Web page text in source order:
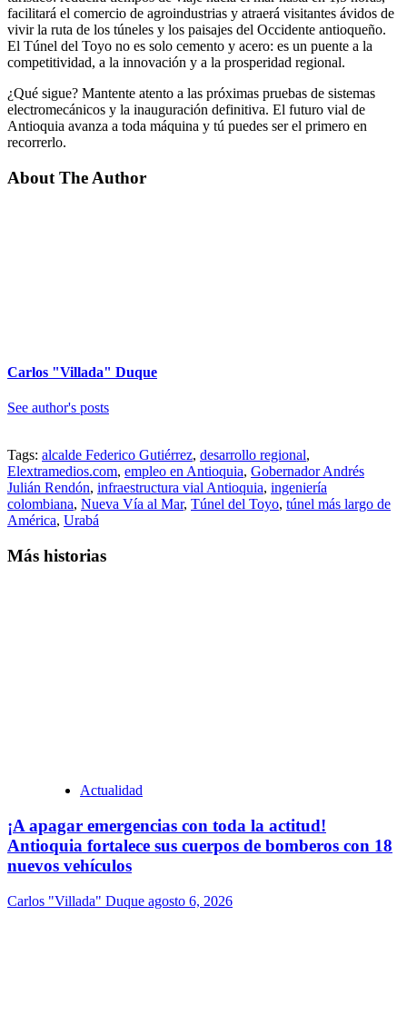
facilitará el comercio de agroindustrias y atraerá visitantes ávidos de
vivir la ruta de los túneles y los paisajes del Occidente antioqueño.
El Túnel del Toyo no es solo cemento y acero: es un puente a la
competitividad, a la innovación y a la prosperidad regional.
¿Qué sigue? Mantente atento a las próximas pruebas de sistemas
electromecánicos y la inauguración definitiva. El futuro vial de
Antioquia avanza a toda máquina y tú puedes ser el primero en
recorrerlo.
About The Author
Carlos "Villada" Duque
See author's posts
Tags: alcalde Federico Gutiérrez, desarrollo regional,
Elextramedios.com, empleo en Antioquia, Gobernador Andrés
Julián Rendón, infraestructura vial Antioquia, ingeniería
colombiana, Nueva Vía al Mar, Túnel del Toyo, túnel más largo de
América, Urabá
Más historias
Actualidad
¡A apagar emergencias con toda la actitud!
Antioquia fortalece sus cuerpos de bomberos con 18
nuevos vehículos
Carlos "Villada" Duque agosto 6, 2026